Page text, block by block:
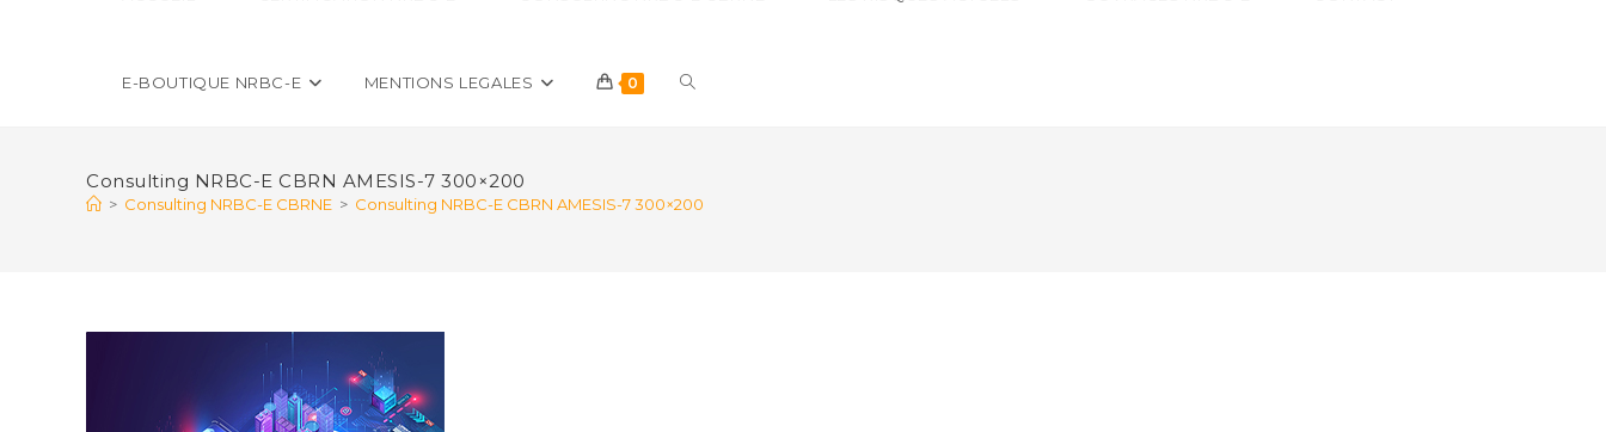
E-BOUTIQUE NRBC-E MENTIONS LEGALES 0 Toggle
Consulting NRBC-E CBRN AMESIS-7 300×200
> Consulting NRBC-E CBRNE > Consulting NRBC-E CBRN AMESIS-7 300×200